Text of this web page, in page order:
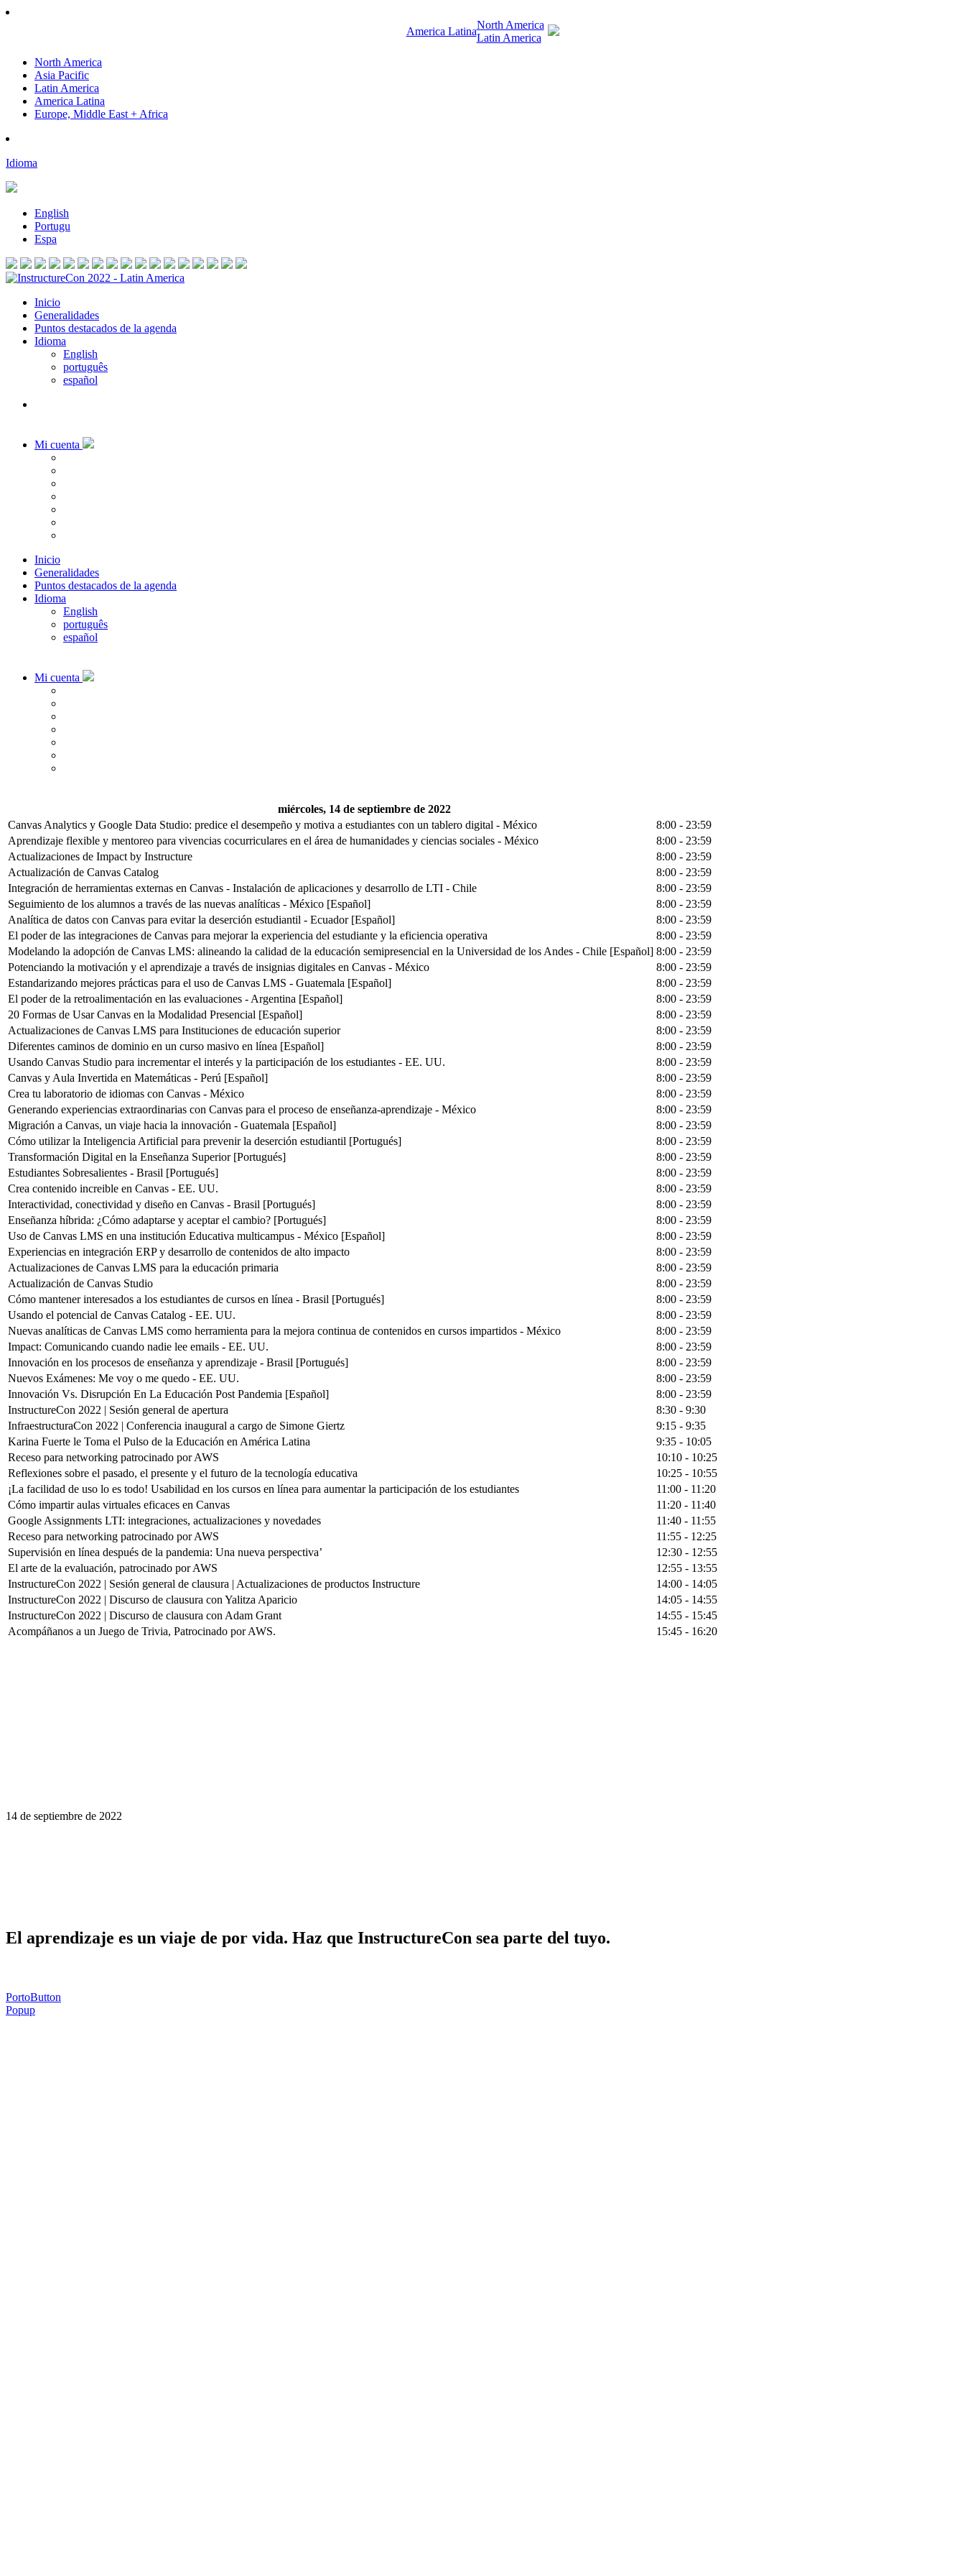
America Latina
North America
Latin America
North America
Asia Pacific
Latin America
America Latina
Europe, Middle East + Africa
Idioma
English
Portugu
Espa
Inicio
Generalidades
Puntos destacados de la agenda
Idioma
English
português
español
Mi cuenta
Inicio
Generalidades
Puntos destacados de la agenda
Idioma
English
português
español
Mi cuenta
miércoles, 14 de septiembre de 2022
Canvas Analytics y Google Data Studio: predice el desempeño y motiva a estudiantes con un tablero digital - México
8:00 - 23:59
Aprendizaje flexible y mentoreo para vivencias cocurriculares en el área de humanidades y ciencias sociales - México
8:00 - 23:59
Actualizaciones de Impact by Instructure
8:00 - 23:59
Actualización de Canvas Catalog
8:00 - 23:59
Integración de herramientas externas en Canvas - Instalación de aplicaciones y desarrollo de LTI - Chile
8:00 - 23:59
Seguimiento de los alumnos a través de las nuevas analíticas - México [Español]
8:00 - 23:59
Analítica de datos con Canvas para evitar la deserción estudiantil - Ecuador [Español]
8:00 - 23:59
El poder de las integraciones de Canvas para mejorar la experiencia del estudiante y la eficiencia operativa
8:00 - 23:59
Modelando la adopción de Canvas LMS: alineando la calidad de la educación semipresencial en la Universidad de los Andes - Chile [Español] 8:00 - 23:59
Potenciando la motivación y el aprendizaje a través de insignias digitales en Canvas - México
8:00 - 23:59
Estandarizando mejores prácticas para el uso de Canvas LMS - Guatemala [Español]
8:00 - 23:59
El poder de la retroalimentación en las evaluaciones - Argentina [Español]
8:00 - 23:59
20 Formas de Usar Canvas en la Modalidad Presencial [Español]
8:00 - 23:59
Actualizaciones de Canvas LMS para Instituciones de educación superior
8:00 - 23:59
Diferentes caminos de dominio en un curso masivo en línea [Español]
8:00 - 23:59
Usando Canvas Studio para incrementar el interés y la participación de los estudiantes - EE. UU.
8:00 - 23:59
Canvas y Aula Invertida en Matemáticas - Perú [Español]
8:00 - 23:59
Crea tu laboratorio de idiomas con Canvas - México
8:00 - 23:59
Generando experiencias extraordinarias con Canvas para el proceso de enseñanza-aprendizaje - México
8:00 - 23:59
Migración a Canvas, un viaje hacia la innovación - Guatemala [Español]
8:00 - 23:59
Cómo utilizar la Inteligencia Artificial para prevenir la deserción estudiantil [Portugués]
8:00 - 23:59
Transformación Digital en la Enseñanza Superior [Portugués]
8:00 - 23:59
Estudiantes Sobresalientes - Brasil [Portugués]
8:00 - 23:59
Crea contenido increible en Canvas - EE. UU.
8:00 - 23:59
Interactividad, conectividad y diseño en Canvas - Brasil [Portugués]
8:00 - 23:59
Enseñanza híbrida: ¿Cómo adaptarse y aceptar el cambio? [Portugués]
8:00 - 23:59
Uso de Canvas LMS en una institución Educativa multicampus - México [Español]
8:00 - 23:59
Experiencias en integración ERP y desarrollo de contenidos de alto impacto
8:00 - 23:59
Actualizaciones de Canvas LMS para la educación primaria
8:00 - 23:59
Actualización de Canvas Studio
8:00 - 23:59
Cómo mantener interesados a los estudiantes de cursos en línea - Brasil [Portugués]
8:00 - 23:59
Usando el potencial de Canvas Catalog - EE. UU.
8:00 - 23:59
Nuevas analíticas de Canvas LMS como herramienta para la mejora continua de contenidos en cursos impartidos - México
8:00 - 23:59
Impact: Comunicando cuando nadie lee emails - EE. UU.
8:00 - 23:59
Innovación en los procesos de enseñanza y aprendizaje - Brasil [Portugués]
8:00 - 23:59
Nuevos Exámenes: Me voy o me quedo - EE. UU.
8:00 - 23:59
Innovación Vs. Disrupción En La Educación Post Pandemia [Español]
8:00 - 23:59
InstructureCon 2022 | Sesión general de apertura
8:30 - 9:30
InfraestructuraCon 2022 | Conferencia inaugural a cargo de Simone Giertz
9:15 - 9:35
Karina Fuerte le Toma el Pulso de la Educación en América Latina
9:35 - 10:05
Receso para networking patrocinado por AWS
10:10 - 10:25
Reflexiones sobre el pasado, el presente y el futuro de la tecnología educativa
10:25 - 10:55
¡La facilidad de uso lo es todo! Usabilidad en los cursos en línea para aumentar la participación de los estudiantes
11:00 - 11:20
Cómo impartir aulas virtuales eficaces en Canvas
11:20 - 11:40
Google Assignments LTI: integraciones, actualizaciones y novedades
11:40 - 11:55
Receso para networking patrocinado por AWS
11:55 - 12:25
Supervisión en línea después de la pandemia: Una nueva perspectiva’
12:30 - 12:55
El arte de la evaluación, patrocinado por AWS
12:55 - 13:55
InstructureCon 2022 | Sesión general de clausura | Actualizaciones de productos Instructure
14:00 - 14:05
InstructureCon 2022 | Discurso de clausura con Yalitza Aparicio
14:05 - 14:55
InstructureCon 2022 | Discurso de clausura con Adam Grant
14:55 - 15:45
Acompáñanos a un Juego de Trivia, Patrocinado por AWS.
15:45 - 16:20
14 de septiembre de 2022
El aprendizaje es un viaje de por vida. Haz que InstructureCon sea parte del tuyo.
PortoButton
Popup